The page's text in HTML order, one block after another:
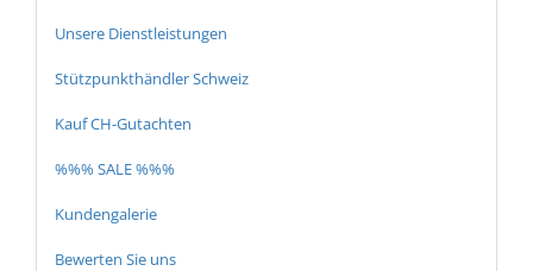
Unsere Dienstleistungen
Stützpunkthändler Schweiz
Kauf CH-Gutachten
%%% SALE %%%
Kundengalerie
Bewerten Sie uns